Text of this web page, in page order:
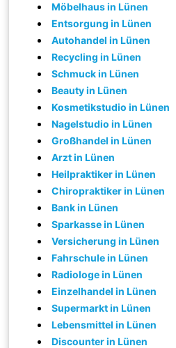
Möbelhaus in Lünen
Entsorgung in Lünen
Autohandel in Lünen
Recycling in Lünen
Schmuck in Lünen
Beauty in Lünen
Kosmetikstudio in Lünen
Nagelstudio in Lünen
Großhandel in Lünen
Arzt in Lünen
Heilpraktiker in Lünen
Chiropraktiker in Lünen
Bank in Lünen
Sparkasse in Lünen
Versicherung in Lünen
Fahrschule in Lünen
Radiologe in Lünen
Einzelhandel in Lünen
Supermarkt in Lünen
Lebensmittel in Lünen
Discounter in Lünen